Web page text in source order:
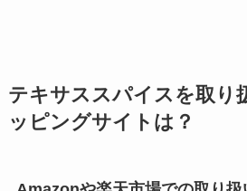
テキサススパイスを取り
ッピングサイトは？